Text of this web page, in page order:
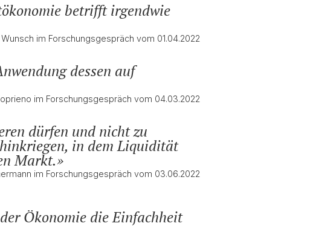
betrifft irgendwie
im Forschungsgespräch vom 01.04.2022
dessen auf
im Forschungsgespräch vom 04.03.2022
dürfen und nicht zu
in dem Liquidität
Markt.
im Forschungsgespräch vom 03.06.2022
Ökonomie die Einfachheit